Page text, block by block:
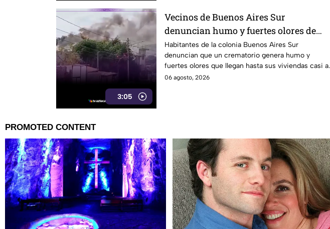
3:05
Vecinos de Buenos Aires Sur
denuncian humo y fuertes olores de
crematorio que entran a sus casas
Habitantes de la colonia Buenos Aires Sur
denuncian que un crematorio genera humo y
fuertes olores que llegan hasta sus viviendas casi a
diario.
06 agosto, 2026